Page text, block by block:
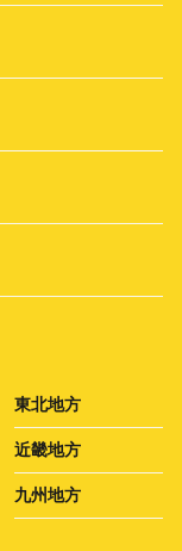
東北地方
近畿地方
九州地方